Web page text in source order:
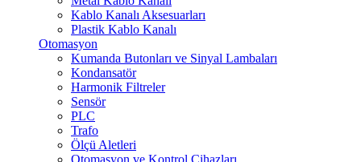
Kablo Kanalı Aksesuarları
Plastik Kablo Kanalı
Otomasyon
Kumanda Butonları ve Sinyal Lambaları
Kondansatör
Harmonik Filtreler
Sensör
PLC
Trafo
Ölçü Aletleri
Otomasyon ve Kontrol Cihazları